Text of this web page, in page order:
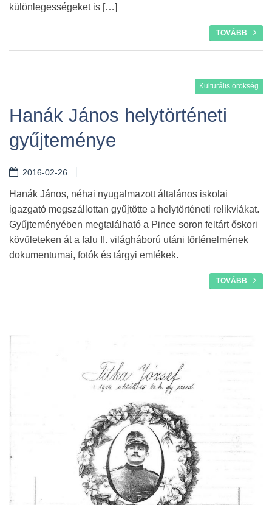
különlegességeket is […]
TOVÁBB
Kulturális örökség
Hanák János helytörténeti
gyűjteménye
2016-02-26
Hanák János, néhai nyugalmazott általános iskolai
igazgató megszállottan gyűjtötte a helytörténeti relikviákat.
Gyűjteményében megtalálható a Pince soron feltárt őskori
kövületeken át a falu II. világháború utáni történelmének
dokumentumai, fotók és tárgyi emlékek.
TOVÁBB